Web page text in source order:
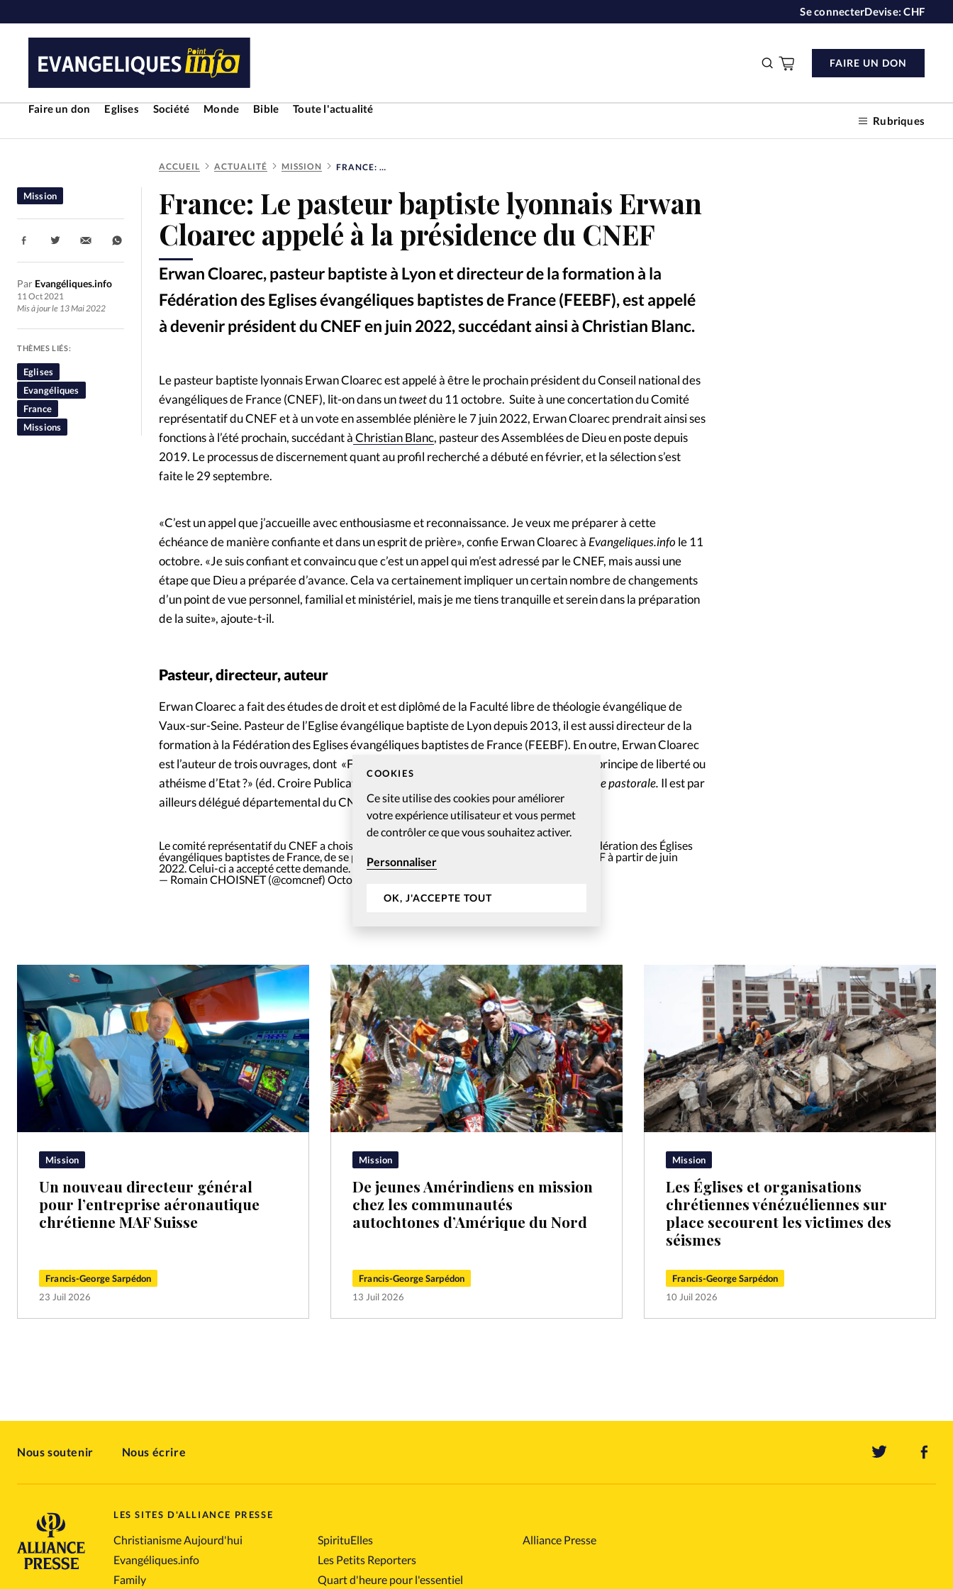
COOKIES
Ce site utilise des cookies pour améliorer
votre expérience utilisateur et vous permet
de contrôler ce que vous souhaitez activer.
Personnaliser
OK, J'ACCEPTE TOUT
Se connecterDevise:CHF
Faire un don Eglises Société Monde Bible
Toute l'actualité
Rubriques
FAIRE UN DON
RUBRIQUES
Toute l'actualité Bible
Culture
Economie
Eglises Histoire
Laicité
Liberté religieuse
Mission
Monde
People
Société
Faire un don
La rédaction
Mon compte
Changement d'adresse
Nous contacter
ACCUEIL ACTUALITÉ MISSION FRANCE: LE PASTEUR BAPTISTE LYONNAIS ERWAN CLOAREC APPELÉ À LA PRÉSIDENCE DU CNEF
France: Le pasteur baptiste lyonnais Erwan
Cloarec appelé à la présidence du CNEF
Erwan Cloarec, pasteur baptiste à Lyon et directeur de la formation à la
Fédération des Eglises évangéliques baptistes de France (FEEBF), est appelé
à devenir président du CNEF en juin 2022, succédant ainsi à Christian Blanc.
Mission
Par Evangéliques.info
11 Oct 2021
Mis à jour le 13 Mai 2022
Partager:
THÈMES LIÉS:
Eglises
Evangéliques
France
Missions
Le pasteur baptiste lyonnais Erwan Cloarec est appelé à être le prochain président du Conseil national des
évangéliques de France (CNEF), lit-on dans untweetdu 11 octobre. Suite à une concertation du Comité
représentatif du CNEF et à un vote en assemblée plénière le 7 juin 2022, Erwan Cloarec prendrait ainsi ses
fonctions à l’été prochain, succédant àChristian Blanc, pasteur des Assemblées de Dieu en poste depuis
2019. Le processus de discernement quant au profil recherché a débuté en février, et la sélection s’est
faite le 29 septembre.
«C’est un appel que j’accueille avec enthousiasme et reconnaissance. Je veux me préparer à cette
échéance de manière confiante et dans un esprit de prière», confie Erwan Cloarec à Evangeliques.info le 11
octobre. «Je suis confiant et convaincu que c’est un appel qui m’est adressé par le CNEF, mais aussi une
étape que Dieu a préparée d’avance. Cela va certainement impliquer un certain nombre de changements
d’un point de vue personnel, familial et ministériel, mais je me tiens tranquille et serein dans la préparation
de la suite», ajoute-t-il.
Pasteur, directeur, auteur
Erwan Cloarec a fait des études de droit et est diplômé de la Faculté libre de théologie évangélique de
Vaux-sur-Seine. Pasteur de l’Eglise évangélique baptiste de Lyon depuis 2013, il est aussi directeur de la
formation à la Fédération des Eglises évangéliques baptistes de France (FEEBF). En outre, Erwan Cloarec
est l’auteur de trois ouvrages, dont «Foi et politique, de quoi je me mêle ?» et «Laïcité: principe de liberté ou
athéisme d’Etat ?» (éd. Croire Publication). Il est rédacteur en chef des
Cahiers de l’Ecole pastorale. Il est par
ailleurs délégué départemental du CNEF dans le Rhône depuis 2013.
Le comité représentatif du CNEF a choisi de demander à Erwan CLOAREC, pasteur de la Fédération des Églises
évangéliques baptistes de France, de se préparer à prendre la fonction de président du CNEF à partir de juin
2022. Celui-ci a accepté cette demande.
— Romain CHOISNET (@comcnef) October 11, 2021
Mission
Un nouveau directeur général
pour l’entreprise aéronautique
chrétienne MAF Suisse
Francis-George Sarpédon
23 Juil 2026
Mission
De jeunes Amérindiens en mission
chez les communautés
autochtones d’Amérique du Nord
Francis-George Sarpédon
13 Juil 2026
Mission
Les Églises et organisations
chrétiennes vénézuéliennes sur
place secourent les victimes des
séismes
Francis-George Sarpédon
10 Juil 2026
Nous soutenir Nous écrire
LES SITES D'ALLIANCE PRESSE
Christianisme Aujourd'hui
Evangéliques.info
Family
SpirituElles
Les Petits Reporters
Quart d'heure pour l'essentiel
Alliance Presse